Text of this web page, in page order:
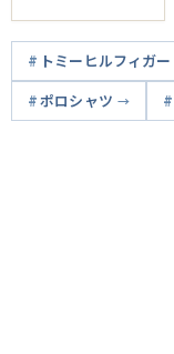
トミーヒルフィガー
ポロシャツ